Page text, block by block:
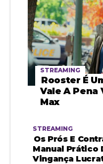
STREAMING
Rooster É
Vale A Pena
Max
STREAMING
Os Prós E
Manual Prático
Vingança